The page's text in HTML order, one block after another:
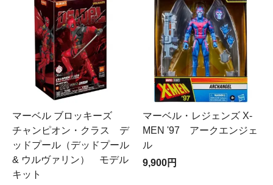
マーベル ブロッキーズ
チャンピオン・クラス デ
ッドプール（デッドプール
& ウルヴァリン） モデル
キット
マーベル・レジェンズ X-
MEN '97 アークエンジェ
ル
9,900円